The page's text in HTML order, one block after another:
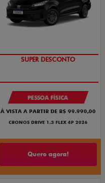
BÔNUS DE ATÉ R$ 14 MIL
PESSOA FÍSICA
À VISTA A PARTIR DE R$ 99.990,00
CRONOS DRIVE 1.3 FLEX 4P 2026
Quero agora!